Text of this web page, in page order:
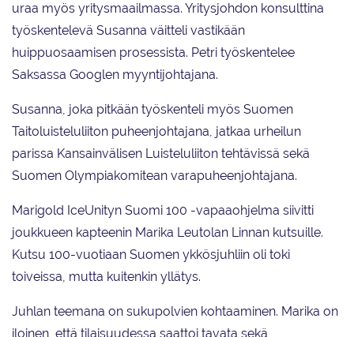
uraa myös yritysmaailmassa. Yritysjohdon konsulttina
työskentelevä Susanna väitteli vastikään
huippuosaamisen prosessista. Petri työskentelee
Saksassa Googlen myyntijohtajana.
Susanna, joka pitkään työskenteli myös Suomen
Taitoluisteluliiton puheenjohtajana, jatkaa urheilun
parissa Kansainvälisen Luisteluliiton tehtävissä sekä
Suomen Olympiakomitean varapuheenjohtajana.
Marigold IceUnityn Suomi 100 -vapaaohjelma siivitti
joukkueen kapteenin Marika Leutolan Linnan kutsuille.
Kutsu 100-vuotiaan Suomen ykkösjuhliin oli toki
toiveissa, mutta kuitenkin yllätys.
Juhlan teemana on sukupolvien kohtaaminen. Marika on
iloinen, että tilaisuudessa saattoi tavata sekä